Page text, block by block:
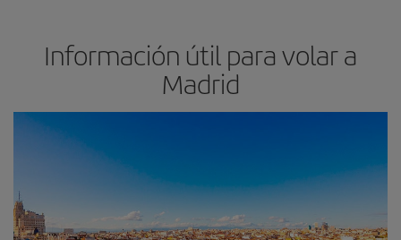
Información útil para volar a
Madrid